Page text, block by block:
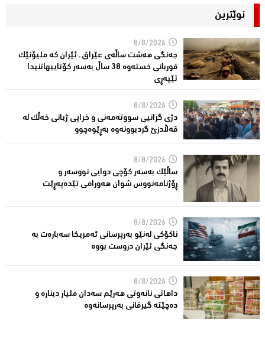
نوێترین
8/8/2026
جەنگی هەشت ساڵەی عێراق ـ ئێران کە ملیۆنێک
قوربانى خستەوە 38 ساڵ بەسەر كۆتاییهاتنیدا
تێپەڕى
8/8/2026
دژی گرانیی سووتەمەنی و خراپی ژیانی خەڵك لە
قەڵادزێ‌ گردبوونەوە بەڕێوەچوو
8/8/2026
ساڵێك بەسەر كۆچی دوایی نووسەر و
ڕۆژنامەنووس شوان هەورامی تێدەپەڕێت
8/8/2026
ناكۆكی لەنێو بەرپرسانى ئەمریكا سەبارەت بە
جەنگی ئێران دروست بووە
8/8/2026
داهاتی نانەوتی هەرێم سەدان ملیار دینارە و
دەچێتە گیرفانی بەرپرسانەوە